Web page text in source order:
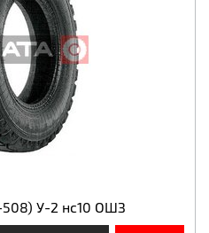
У-2 нс10 ОШЗ